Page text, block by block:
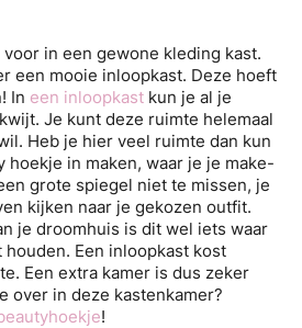
in een gewone kleding kast.
een mooie inloopkast. Deze hoeft
In een inloopkast kun je al je
Je kunt deze ruimte helemaal
Heb je hier veel ruimte dan kun
hoekje in maken, waar je je make-
grote spiegel niet te missen, je
kijken naar je gekozen outfit.
je droomhuis is dit wel iets waar
Een inloopkast kost
Een extra kamer is dus zeker
over in deze kastenkamer?
!